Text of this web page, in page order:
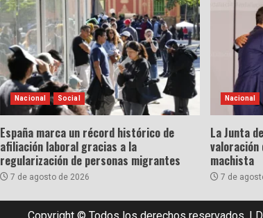
Nacional Social
España marca un récord histórico de
afiliación laboral gracias a la
regularización de personas migrantes
7 de agosto de 2026
Nacional
La Junta
valoración
machista
7 de